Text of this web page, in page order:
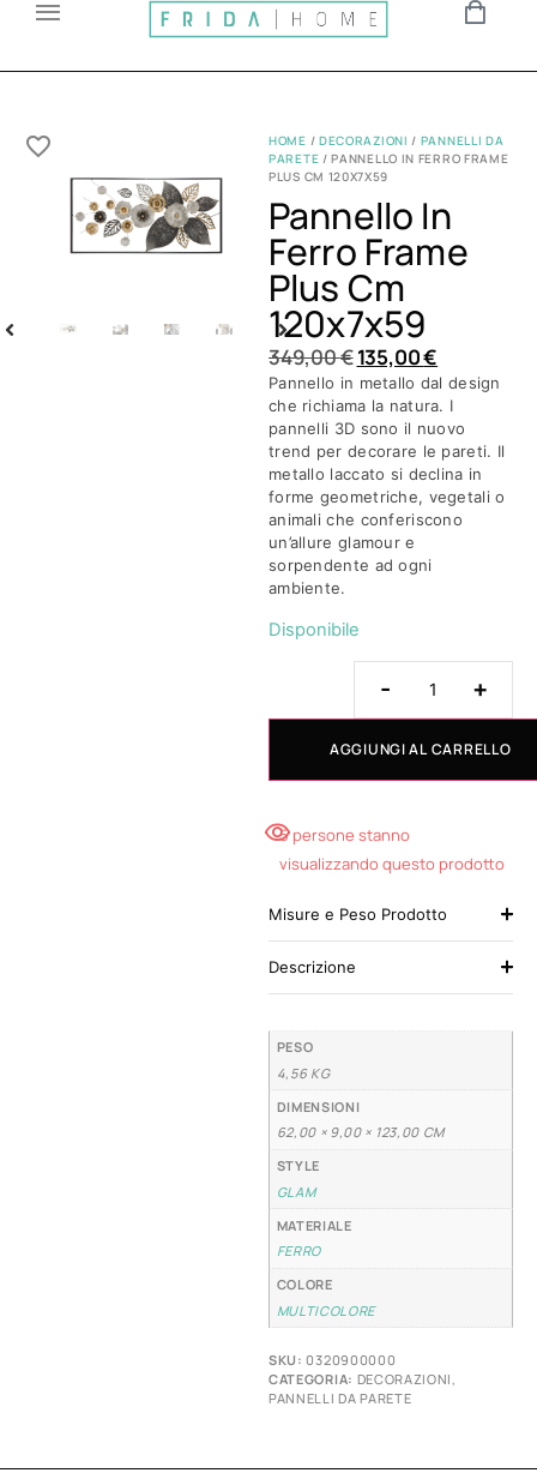
HOME / DECORAZIONI / PANNELLI DA
PARETE / PANNELLO IN FERRO FRAME
PLUS CM 120X7X59
Pannello In
Ferro Frame
Plus Cm
120x7x59
349,00€135,00€
Pannello in metallo dal design
che richiama la natura. I
pannelli 3D sono il nuovo
trend per decorare le pareti. Il
metallo laccato si declina in
forme geometriche, vegetali o
animali che conferiscono
un’allure glamour e
sorpendente ad ogni
ambiente.
Disponibile
- +
AGGIUNGI AL CARRELLO
5 persone stanno
visualizzando questo prodotto
Misure e Peso Prodotto
Descrizione
PESO
4,56 KG
DIMENSIONI
62,00 × 9,00 × 123,00 CM
STYLE
GLAM
MATERIALE
FERRO
COLORE
MULTICOLORE
SKU:0320900000
CATEGORIA: DECORAZIONI
PANNELLI DA PARETE